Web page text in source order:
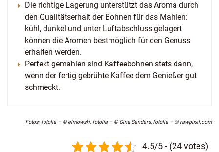
Die richtige Lagerung unterstützt das Aroma durch
den Qualitätserhalt der Bohnen für das Mahlen:
kühl, dunkel und unter Luftabschluss gelagert
können die Aromen bestmöglich für den Genuss
erhalten werden.
Perfekt gemahlen sind Kaffeebohnen stets dann,
wenn der fertig gebrühte Kaffee dem Genießer gut
schmeckt.
Fotos: fotolia – © elmowski, fotolia – © Gina Sanders, fotolia – © rawpixel.com
4.5/5 - (24 votes)